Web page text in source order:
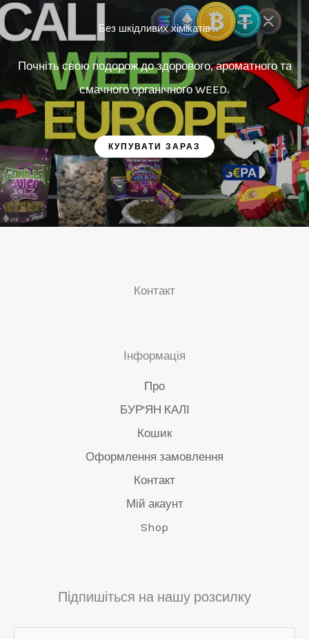
Без шкідливих хімікатів
Почніть свою подорож до здорового, ароматного та
смачного органічного WEED.
КУПУВАТИ ЗАРАЗ
Контакт
Інформація
Про
БУР'ЯН КАЛІ
Кошик
Оформлення замовлення
Контакт
Мій акаунт
Shop
Підпишіться на нашу розсилку